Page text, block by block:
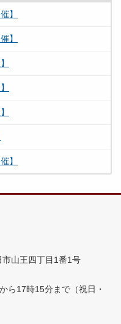
】
】
】
山王四丁目1番1号
ら17時15分まで （祝日・